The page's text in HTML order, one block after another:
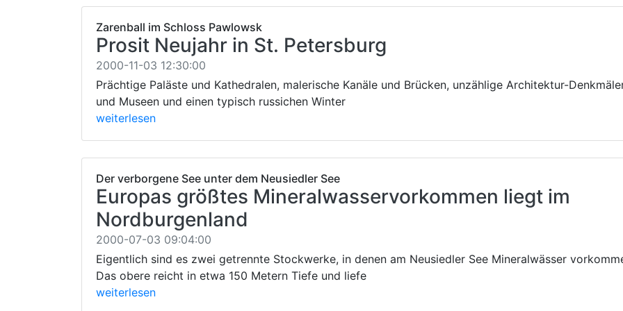
Zarenball im Schloss Pawlowsk
Prosit Neujahr in St. Petersburg
2000-11-03 12:30:00
Prächtige Paläste und Kathedralen, malerische Kanäle und Brücken, unzählige Architektur-
und Museen und einen typisch russichen Winter
weiterlesen
Der verborgene See unter dem Neusiedler See
Europas größtes Mineralwasservorkommen liegt im
Nordburgenland
2000-07-03 09:04:00
Eigentlich sind es zwei getrennte Stockwerke, in denen am Neusiedler See Mineralwässer
Das obere reicht in etwa 150 Metern Tiefe und liefe
weiterlesen